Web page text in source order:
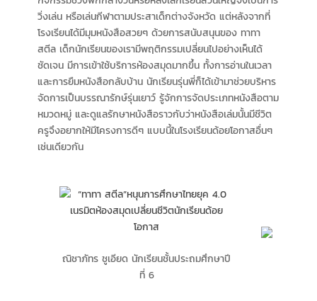
วิ่งเล่น หรือเล่นกีฬาตามประสาเด็กต่างจังหวัด แต่หลังจากที่
โรงเรียนได้มีมุมหนังสือสวยๆ ด้วยการสนับสนุนของ ทาทา
สตีล เด็กนักเรียนของเรามีพฤติกรรมเปลี่ยนไปอย่างเห็นได้
ชัดเจน มีการเข้าใช้บริการห้องสมุดมากขึ้น ทั้งการอ่านในเวลา
และการยืมหนังสือกลับบ้าน นักเรียนรุ่นพี่ก็ได้เข้ามาช่วยบริหาร
จัดการเป็นบรรณารักษ์รุ่นเยาว์ รู้จักการจัดประเภทหนังสือตาม
หมวดหมู่ และดูแลรักษาหนังสือราวกับว่าหนังสือเล่มนั้นมีชีวิต
ครูจึงอยากให้มีโครงการดีๆ แบบนี้ในโรงเรียนด้อยโอกาสอื่นๆ
เช่นเดียวกัน
ณิชาภัทร ชูเอียด นักเรียนชั้นประถมศึกษาปี
ที่ 6